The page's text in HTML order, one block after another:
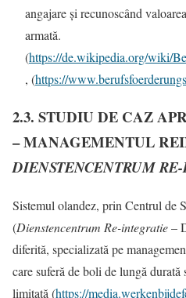
angajare și recunoscând
armată.
(https://de.wikipedia.org/wiki/
, (https://
2.3. STUDIU DE CAZ
– MANAGEMENTUL
DIENSTENCENTRUM
Sistemul olandez, prin Centrul de
(Dienstencentrum Re-integratie–
diferită, specializată pe
care suferă de boli de lungă durată
limitată (https://